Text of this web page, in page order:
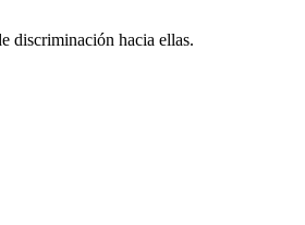
discriminación hacia ellas.